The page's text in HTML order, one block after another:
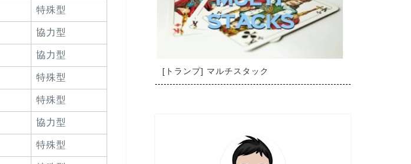
特殊型
協力型
協力型
特殊型
特殊型
協力型
特殊型
[トランプ] マルチスタック